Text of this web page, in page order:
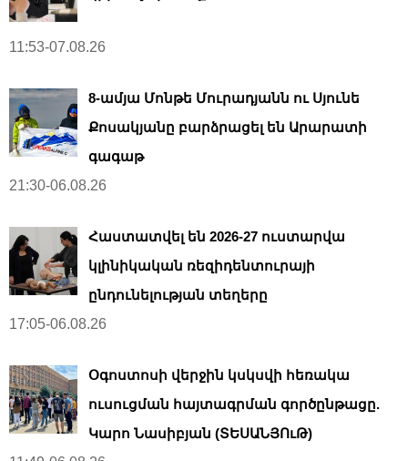
11:53-07.08.26
8-ամյա Մոնթե Մուրադյանն ու Սյունե
Քոսակյանը բարձրացել են Արարատի
գագաթ
21:30-06.08.26
Հաստատվել են 2026-27 ուստարվա
կլինիկական ռեզիդենտուրայի
ընդունելության տեղերը
17:05-06.08.26
Օգոստոսի վերջին կսկսվի հեռակա
ուսուցման հայտագրման գործընթացը.
Կարո Նասիբյան (ՏԵՍԱՆՅՈւԹ)